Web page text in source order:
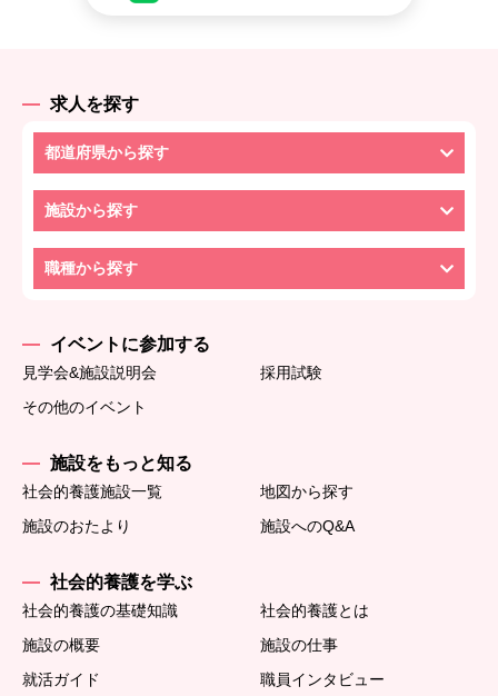
求人を探す
都道府県から探す
施設から探す
職種から探す
イベントに参加する
見学会&施設説明会
採用試験
その他のイベント
施設をもっと知る
社会的養護施設一覧
地図から探す
施設のおたより
施設へのQ&A
社会的養護を学ぶ
社会的養護の基礎知識
社会的養護とは
施設の概要
施設の仕事
就活ガイド
職員インタビュー